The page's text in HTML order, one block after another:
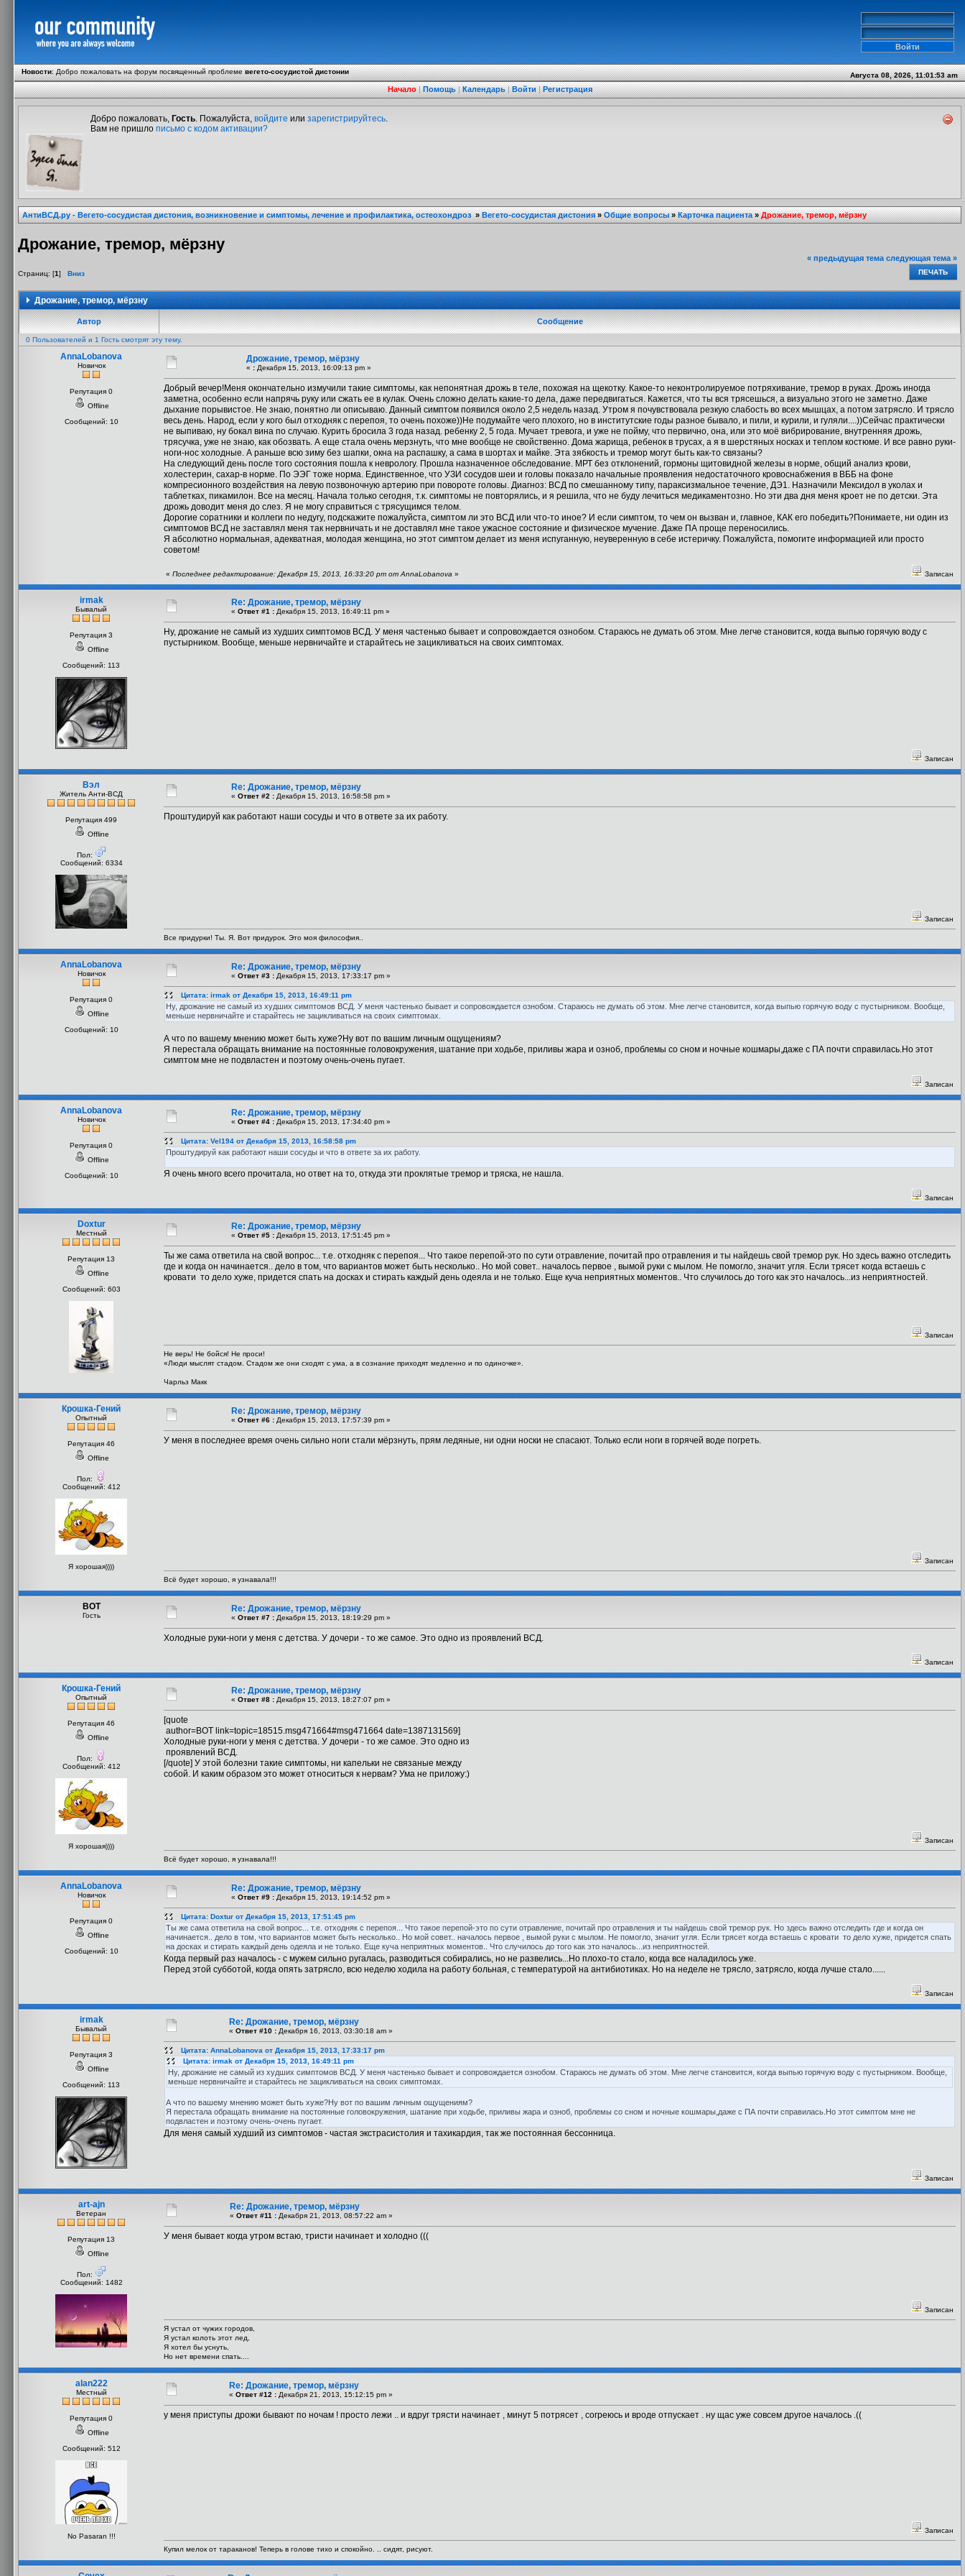
Новости:Добро пожаловать на форум посвященный проблемевегето-сосудистой дистонии Августа 08, 2026, 11:01:53 am
Начало|Помощь|Календарь|Войти|Регистрация
Добро пожаловать, Гость. Пожалуйста, войдите или зарегистрируйтесь.
Вам не пришло письмо с кодом активации?
АнтиВСД.ру - Вегето-сосудистая дистония, возникновение и симптомы, лечение и профилактика, остеохондроз»Вегето-сосудистая дистония»Общие вопросы»Карточка пациента»Дрожание, тремор, мёрзну
Дрожание, тремор, мёрзну
Страниц: [1] Вниз
« предыдущая тема следующая тема »
ПЕЧАТЬ
Дрожание, тремор, мёрзну
Автор Сообщение
0 Пользователей и 1 Гость смотрят эту тему.
AnnaLobanova
Новичок
Репутация 0
Offline
Сообщений: 10
Дрожание, тремор, мёрзну
« : Декабря 15, 2013, 16:09:13 pm »
Добрый вечер!Меня окончательно измучили такие симптомы, как непонятная дрожь в теле, похожая на щекотку. Какое-то неконтролируемое потряхивание, тремор в руках. Дрожь иногда
заметна, особенно если напрячь руку или сжать ее в кулак. Очень сложно делать какие-то дела, даже передвигаться. Кажется, что ты вся трясешься, а визуально этого не заметно. Даже
дыхание порывистое. Не знаю, понятно ли описываю. Данный симптом появился около 2,5 недель назад. Утром я почувствовала резкую слабость во всех мышцах, а потом затрясло. И трясло
весь день. Народ, если у кого был отходняк с перепоя, то очень похоже))Не подумайте чего плохого, но в институтские годы разное бывало, и пили, и курили, и гуляли....))Сейчас практически
не выпиваю, ну бокал вина по случаю. Курить бросила 3 года назад. ребенку 2, 5 года. Мучает тревога, и уже не пойму, что первично, она, или это моё вибрирование, внутренняя дрожь,
трясучка, уже не знаю, как обозвать. А еще стала очень мерзнуть, что мне вообще не свойственно. Дома жарища, ребенок в трусах, а я в шерстяных носках и теплом костюме. И все равно руки-
ноги-нос холодные. А раньше всю зиму без шапки, окна на распашку, а сама в шортах и майке. Эта зябкость и тремор могут быть как-то связаны?
На следующий день после того состояния пошла к неврологу. Прошла назначенное обследование. МРТ без отклонений, гормоны щитовидной железы в норме, общий анализ крови,
холестерин, сахар-в норме. По ЭЭГ тоже норма. Единственное, что УЗИ сосудов шеи и головы показало начальные проявления недостаточного кровоснабжения в ВББ на фоне
компресионного воздействия на левую позвоночную артерию при повороте головы. Диагноз: ВСД по смешанному типу, параксизмальное течение, ДЭ1. Назначили Мексидол в уколах и
таблетках, пикамилон. Все на месяц. Начала только сегодня, т.к. симптомы не повторялись, и я решила, что не буду лечиться медикаментозно. Но эти два дня меня кроет не по детски. Эта
дрожь доводит меня до слез. Я не могу справиться с трясущимся телом.
Дорогие соратники и коллеги по недугу, подскажите пожалуйста, симптом ли это ВСД или что-то иное? И если симптом, то чем он вызван и, главное, КАК его победить?Понимаете, ни один из
симптомов ВСД не заставлял меня так нервничать и не доставлял мне такое ужасное состояние и физическое мучение. Даже ПА проще переносились.
Я абсолютно нормальная, адекватная, молодая женщина, но этот симптом делает из меня испуганную, неуверенную в себе истеричку. Пожалуйста, помогите информацией или просто
советом!
« Последнее редактирование: Декабря 15, 2013, 16:33:20 pm от AnnaLobanova » Записан
irmak
Бывалый
Репутация 3
Offline
Сообщений: 113
Re: Дрожание, тремор, мёрзну
« Ответ #1 : Декабря 15, 2013, 16:49:11 pm »
Ну, дрожание не самый из худших симптомов ВСД. У меня частенько бывает и сопровождается ознобом. Стараюсь не думать об этом. Мне легче становится, когда выпью горячую воду с
пустырником. Вообще, меньше нервничайте и старайтесь не зацикливаться на своих симптомах.
Записан
Вэл
Житель Анти-ВСД
Репутация 499
Offline
Пол:
Сообщений: 6334
Re: Дрожание, тремор, мёрзну
« Ответ #2 : Декабря 15, 2013, 16:58:58 pm »
Проштудируй как работают наши сосуды и что в ответе за их работу.
Записан
Все придурки! Ты. Я. Вот придурок. Это моя философия..
AnnaLobanova
Новичок
Репутация 0
Offline
Сообщений: 10
Re: Дрожание, тремор, мёрзну
« Ответ #3 : Декабря 15, 2013, 17:33:17 pm »
Цитата: irmak от Декабря 15, 2013, 16:49:11 pm
Ну, дрожание не самый из худших симптомов ВСД. У меня частенько бывает и сопровождается ознобом. Стараюсь не думать об этом. Мне легче становится, когда выпью горячую воду с пустырником. Вообще,
меньше нервничайте и старайтесь не зацикливаться на своих симптомах.
А что по вашему мнению может быть хуже?Ну вот по вашим личным ощущениям?
Я перестала обращать внимание на постоянные головокружения, шатание при ходьбе, приливы жара и озноб, проблемы со сном и ночные кошмары,даже с ПА почти справилась.Но этот
симптом мне не подвластен и поэтому очень-очень пугает.
Записан
AnnaLobanova
Новичок
Репутация 0
Offline
Сообщений: 10
Re: Дрожание, тремор, мёрзну
« Ответ #4 : Декабря 15, 2013, 17:34:40 pm »
Цитата: Vel194 от Декабря 15, 2013, 16:58:58 pm
Проштудируй как работают наши сосуды и что в ответе за их работу.
Я очень много всего прочитала, но ответ на то, откуда эти проклятые тремор и тряска, не нашла.
Записан
Doxtur
Местный
Репутация 13
Offline
Сообщений: 603
Re: Дрожание, тремор, мёрзну
« Ответ #5 : Декабря 15, 2013, 17:51:45 pm »
Ты же сама ответила на свой вопрос... т.е. отходняк с перепоя... Что такое перепой-это по сути отравление, почитай про отравления и ты найдешь свой тремор рук. Но здесь важно отследить
где и когда он начинается.. дело в том, что вариантов может быть несколько.. Но мой совет.. началось первое , вымой руки с мылом. Не помогло, значит угля. Если трясет когда встаешь с
кровати то дело хуже, придется спать на досках и стирать каждый день одеяла и не только. Еще куча неприятных моментов.. Что случилось до того как это началось...из неприятностей.
Записан
Не верь! Не бойся! Не проси!
«Люди мыслят стадом. Стадом же они сходят с ума, а в сознание приходят медленно и по одиночке».
Чарльз Макк
Крошка-Гений
Опытный
Репутация 46
Offline
Пол:
Сообщений: 412
Я хорошая))))
Re: Дрожание, тремор, мёрзну
« Ответ #6 : Декабря 15, 2013, 17:57:39 pm »
У меня в последнее время очень сильно ноги стали мёрзнуть, прям ледяные, ни одни носки не спасают. Только если ноги в горячей воде погреть.
Записан
Всё будет хорошо, я узнавала!!!
ВОТ
Гость
Re: Дрожание, тремор, мёрзну
« Ответ #7 : Декабря 15, 2013, 18:19:29 pm »
Холодные руки-ноги у меня с детства. У дочери - то же самое. Это одно из проявлений ВСД.
Записан
Крошка-Гений
Опытный
Репутация 46
Offline
Пол:
Сообщений: 412
Я хорошая))))
Re: Дрожание, тремор, мёрзну
« Ответ #8 : Декабря 15, 2013, 18:27:07 pm »
[quote
author=ВОТ link=topic=18515.msg471664#msg471664 date=1387131569]
Холодные руки-ноги у меня с детства. У дочери - то же самое. Это одно из
проявлений ВСД.
[/quote] У этой болезни такие симптомы, ни капельки не связаные между
собой. И каким образом это может относиться к нервам? Ума не приложу:)
Записан
Всё будет хорошо, я узнавала!!!
AnnaLobanova
Новичок
Репутация 0
Offline
Сообщений: 10
Re: Дрожание, тремор, мёрзну
« Ответ #9 : Декабря 15, 2013, 19:14:52 pm »
Цитата: Doxtur от Декабря 15, 2013, 17:51:45 pm
Ты же сама ответила на свой вопрос... т.е. отходняк с перепоя... Что такое перепой-это по сути отравление, почитай про отравления и ты найдешь свой тремор рук. Но здесь важно отследить где и когда он
начинается.. дело в том, что вариантов может быть несколько.. Но мой совет.. началось первое , вымой руки с мылом. Не помогло, значит угля. Если трясет когда встаешь с кровати то дело хуже, придется спать
на досках и стирать каждый день одеяла и не только. Еще куча неприятных моментов.. Что случилось до того как это началось...из неприятностей.
Когда первый раз началось - с мужем сильно ругалась, разводиться собирались, но не развелись...Но плохо-то стало, когда все наладилось уже.
Перед этой субботой, когда опять затрясло, всю неделю ходила на работу больная, с температурой на антибиотиках. Но на неделе не трясло, затрясло, когда лучше стало......
Записан
irmak
Бывалый
Репутация 3
Offline
Сообщений: 113
Re: Дрожание, тремор, мёрзну
« Ответ #10 : Декабря 16, 2013, 03:30:18 am »
Цитата: AnnaLobanova от Декабря 15, 2013, 17:33:17 pm
Цитата: irmak от Декабря 15, 2013, 16:49:11 pm
Ну, дрожание не самый из худших симптомов ВСД. У меня частенько бывает и сопровождается ознобом. Стараюсь не думать об этом. Мне легче становится, когда выпью горячую воду с пустырником. Вообще,
меньше нервничайте и старайтесь не зацикливаться на своих симптомах.
А что по вашему мнению может быть хуже?Ну вот по вашим личным ощущениям?
Я перестала обращать внимание на постоянные головокружения, шатание при ходьбе, приливы жара и озноб, проблемы со сном и ночные кошмары,даже с ПА почти справилась.Но этот симптом мне не
подвластен и поэтому очень-очень пугает.
Для меня самый худший из симптомов - частая экстрасистолия и тахикардия, так же постоянная бессонница.
Записан
art-ajn
Ветеран
Репутация 13
Offline
Пол:
Сообщений: 1482
Re: Дрожание, тремор, мёрзну
« Ответ #11 : Декабря 21, 2013, 08:57:22 am »
У меня бывает когда утром встаю, тристи начинает и холодно (((
Записан
Я устал от чужих городов,
Я устал колоть этот лед,
Я хотел бы уснуть,
Но нет времени спать....
alan222
Местный
Репутация 0
Offline
Сообщений: 512
No Pasaran !!!
Re: Дрожание, тремор, мёрзну
« Ответ #12 : Декабря 21, 2013, 15:12:15 pm »
у меня приступы дрожи бывают по ночам ! просто лежи .. и вдруг трясти начинает , минут 5 потрясет , согреюсь и вроде отпускает . ну щас уже совсем другое началось .((
Записан
Купил мелок от тараканов! Теперь в голове тихо и спокойно. .. сидят, рисуют.